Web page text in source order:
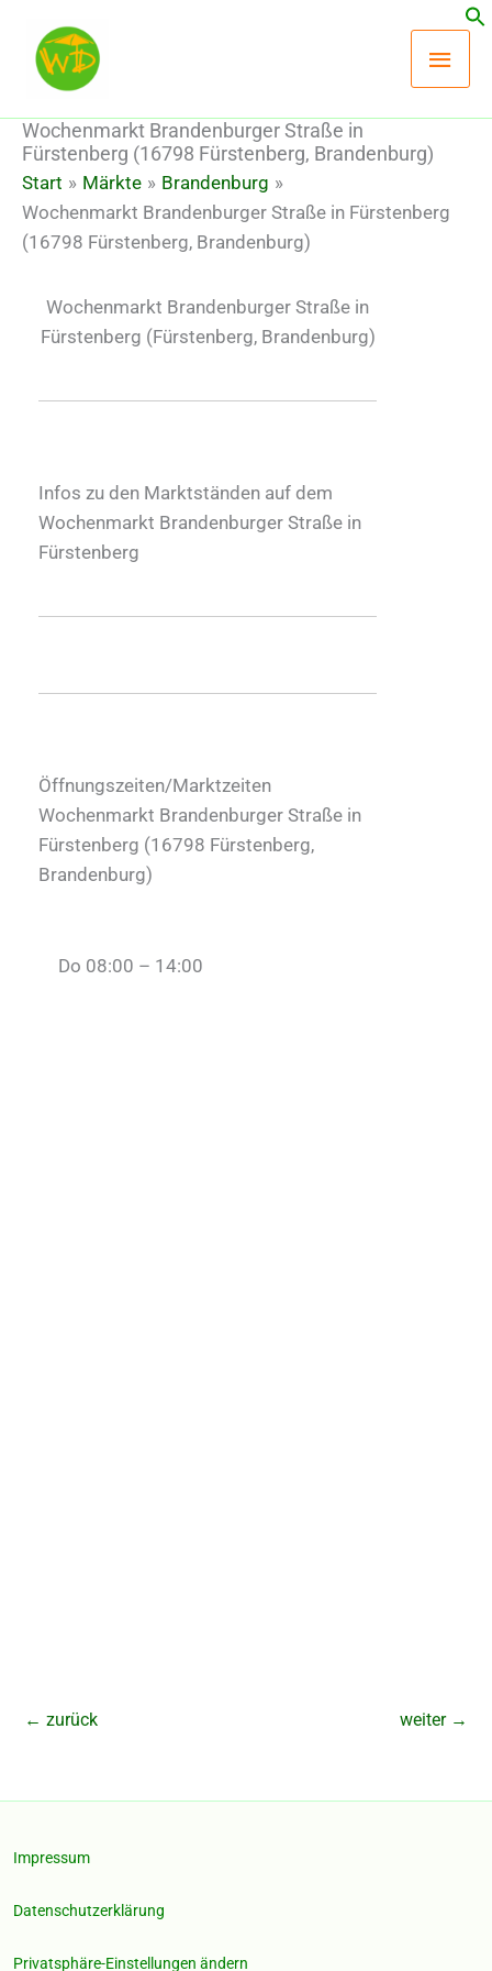
Inhalt
springen
Wochenmarkt Brandenburger Straße in
Fürstenberg (16798 Fürstenberg, Brandenburg)
Start Märkte
Brandenburg
Wochenmarkt Brandenburger Straße in Fürstenberg
(16798 Fürstenberg, Brandenburg)
Wochenmarkt Brandenburger Straße in
Fürstenberg (Fürstenberg, Brandenburg)
Infos zu den Marktständen auf dem
Wochenmarkt Brandenburger Straße in
Fürstenberg
Öffnungszeiten/Marktzeiten
Wochenmarkt Brandenburger Straße in
Fürstenberg (16798 Fürstenberg,
Brandenburg)
Do 08:00 – 14:00
← zurück weiter →
Impressum
Datenschutzerklärung
Privatsphäre-Einstellungen ändern